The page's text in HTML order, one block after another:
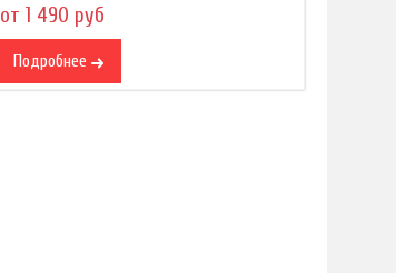
от 1 490 руб
Подробнее